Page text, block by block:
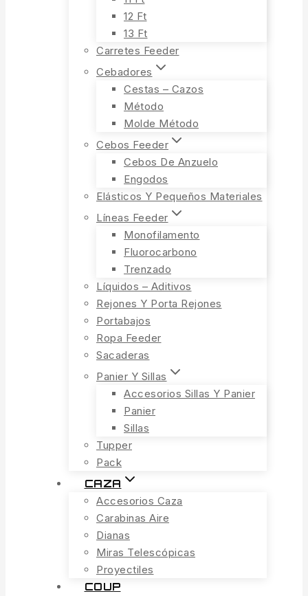
12 Ft
13 Ft
Carretes Feeder
Cebadores
Cestas – Cazos
Método
Molde Método
Cebos Feeder
Cebos De Anzuelo
Engodos
Elásticos Y Pequeños Materiales
Líneas Feeder
Monofilamento
Fluorocarbono
Trenzado
Líquidos – Aditivos
Rejones Y Porta Rejones
Portabajos
Ropa Feeder
Sacaderas
Panier Y Sillas
Accesorios Sillas Y Panier
Panier
Sillas
Tupper
Pack
CAZA
Accesorios Caza
Carabinas Aire
Dianas
Miras Telescópicas
Proyectiles
COUP